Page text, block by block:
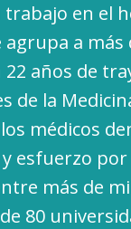
en el
a más
años de
de la
médicos
esfuerzo por
más de
80